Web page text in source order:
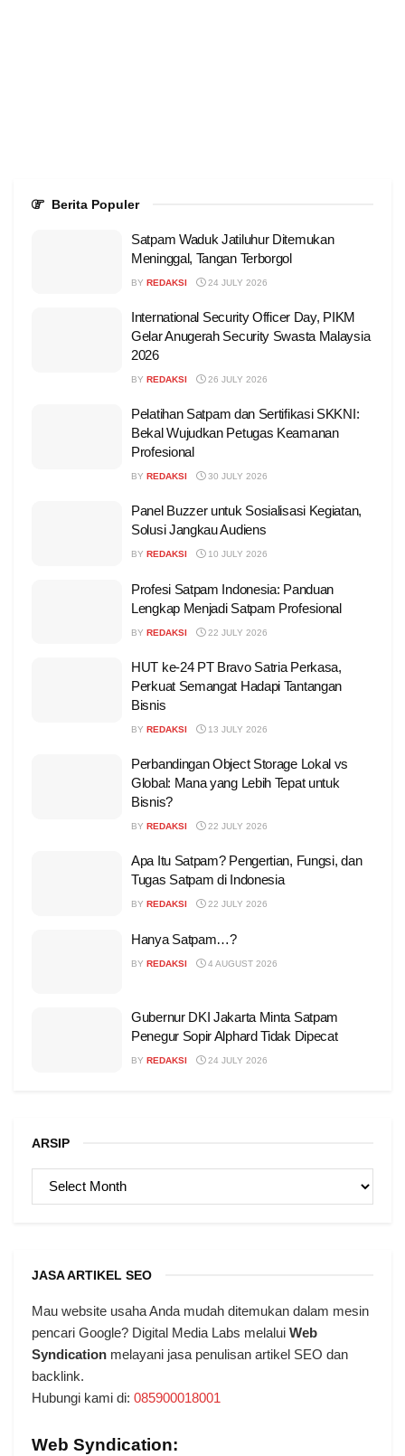
Berita Populer
Satpam Waduk Jatiluhur Ditemukan
Meninggal, Tangan Terborgol
BY REDAKSI 24 JULY 2026
International Security Officer Day, PIKM
Gelar Anugerah Security Swasta Malaysia
2026
BY REDAKSI 26 JULY 2026
Pelatihan Satpam dan Sertifikasi SKKNI:
Bekal Wujudkan Petugas Keamanan
Profesional
BY REDAKSI 30 JULY 2026
Panel Buzzer untuk Sosialisasi Kegiatan,
Solusi Jangkau Audiens
BY REDAKSI 10 JULY 2026
Profesi Satpam Indonesia: Panduan
Lengkap Menjadi Satpam Profesional
BY REDAKSI 22 JULY 2026
HUT ke-24 PT Bravo Satria Perkasa,
Perkuat Semangat Hadapi Tantangan
Bisnis
BY REDAKSI 13 JULY 2026
Perbandingan Object Storage Lokal vs
Global: Mana yang Lebih Tepat untuk
Bisnis?
BY REDAKSI 22 JULY 2026
Apa Itu Satpam? Pengertian, Fungsi, dan
Tugas Satpam di Indonesia
BY REDAKSI 22 JULY 2026
Hanya Satpam…?
BY REDAKSI 4 AUGUST 2026
Gubernur DKI Jakarta Minta Satpam
Penegur Sopir Alphard Tidak Dipecat
BY REDAKSI 24 JULY 2026
ARSIP
ARSIP
JASA ARTIKEL SEO
Mau website usaha Anda mudah ditemukan dalam mesin
pencari Google? Digital Media Labs melalui Web
Syndication melayani jasa penulisan artikel SEO dan
backlink.
Hubungi kami di: 085900018001
Web Syndication: